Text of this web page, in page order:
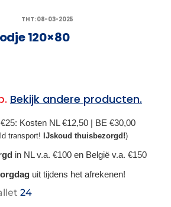
THT: 08-03-2025
120×80
Bekijk andere producten.
Kosten NL €12,50 | BE €30,00
transport! IJskoud thuisbezorgd!)
in NL v.a. €100 en België v.a. €150
uit tijdens het afrekenen!
24